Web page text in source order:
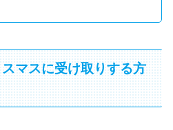
マスに受け取りする方